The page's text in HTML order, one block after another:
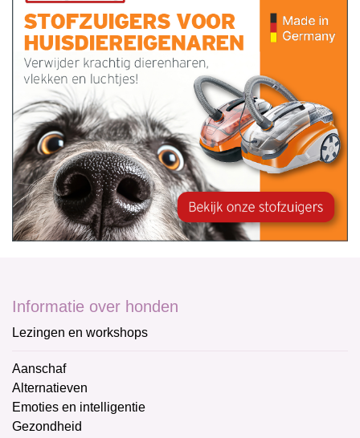
Informatie over honden
Lezingen en workshops
Aanschaf
Alternatieven
Emoties en intelligentie
Gezondheid